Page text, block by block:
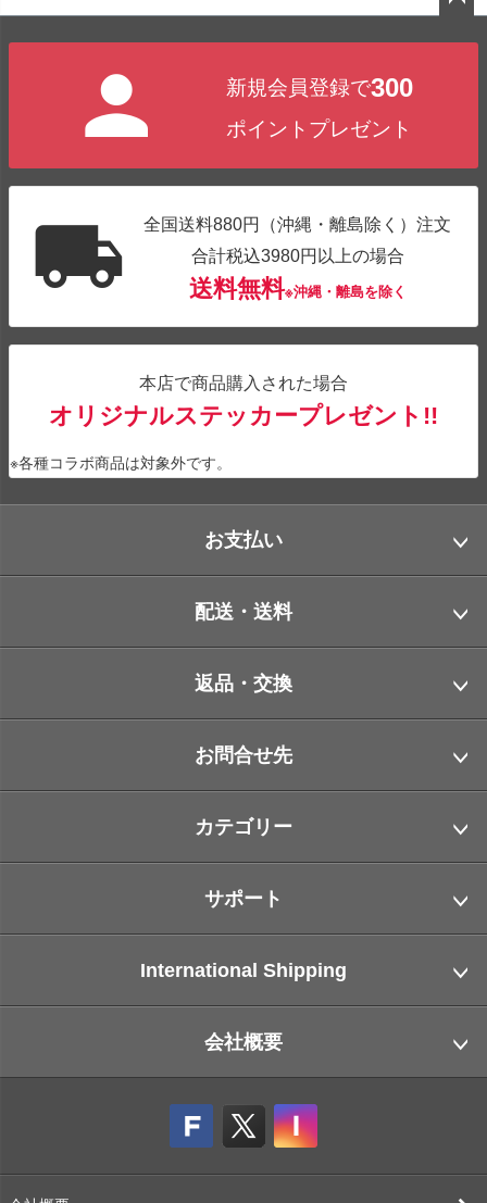
新規会員登録で300
ポイントプレゼント
全国送料880円（沖縄・離島除く）注文
合計税込3980円以上の場合
送料無料※沖縄・離島を除く
本店で商品購入された場合
オリジナルステッカープレゼント!!
※各種コラボ商品は対象外です。
お支払い
配送・送料
返品・交換
お問合せ先
カテゴリー
サポート
International Shipping
会社概要